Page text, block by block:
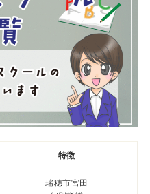
特徴
瑞穂市宮田